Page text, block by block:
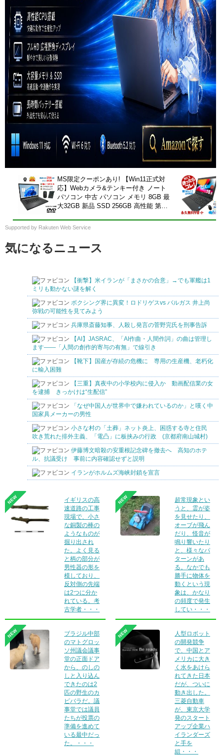
MS限定クーポンあり! 【Win11正式対
応】Webカメラ&テンキー付き ノート
パソコン 中古 パソコン メモリ 8GB 最
大32GB 新品 SSD 256GB 高性能 第8
コン Windows11 Pro 店長オススメ お
Supported by Rakuten Web Service
気になるニュース
【衝撃】米イランが「まさかの合意」→でも軍艦は1
ミリも動かない謎を解く
ボクシング界に異変！ロドリゲスvs バルガス 井上尚
弥戦の可能性を見てみよう
兵庫県斎藤知事、人殺し発言の菅野完氏を刑事告訴
【AI】JASRAC、「AI作曲・人間作詞」の曲は管理し
ます――「人間の創作的寄与の有無」で線引き
【靴下】国産が存続の危機に 専用の生産機、老朽化
に輸入困難
【三重】真夜中の小学校内に侵入か 動画配信業の女
を逮捕 きっかけは“生配信”
「なぜ中国人が世界中で嫌われているのか」と嘆く中
国家具メーカーの男性
小さな村の「土葬」ネット炎上、困惑する寺と住民
吹き荒れた排外主義、「電凸」に板挟みの行政 (京都府南山城村)
伊藤博文暗殺の安重根記念碑を撤去へ 高知のホテ
ル、抗議受け 事前に内容確認せずと説明
イランがホルムズ海峡封鎖を宣言
NEW
イギリスの高
速道路の工事
現場で、小さ
な銅製の棒の
ようなものが
掘り出され
た。よく見る
と柄の部分が
男性器の形を
模しており、
反対側の先端
は2つに分か
れている。考
古学者・・・
NEW
超常現象とい
うと、霊が姿
を見せたり、
オーブが飛ん
だり、怪音が
鳴り響いたり
と、様々なパ
ターンがあ
る。なかでも
勝手に物体を
動くという現
象は、かなり
の頻度で発生
してい・・・
NEW
ブラジル中部
のマトグロッ
ソ州議会議事
堂の正面ドア
から、のしの
しと入り込ん
できたのは2
匹の野生のカ
ピバラだ。議
事堂では議員
たちが投票の
準備を進めて
いる最中だっ
た。・・・
NEW
人型ロボット
の開発競争
で、中国とア
メリカに大き
く水をあけら
れてきた日本
だが、ついに
動き出した。
三菱自動車
が、東京大学
発のスタート
アップ企業ハ
イランダーズ
と手を
組・・・